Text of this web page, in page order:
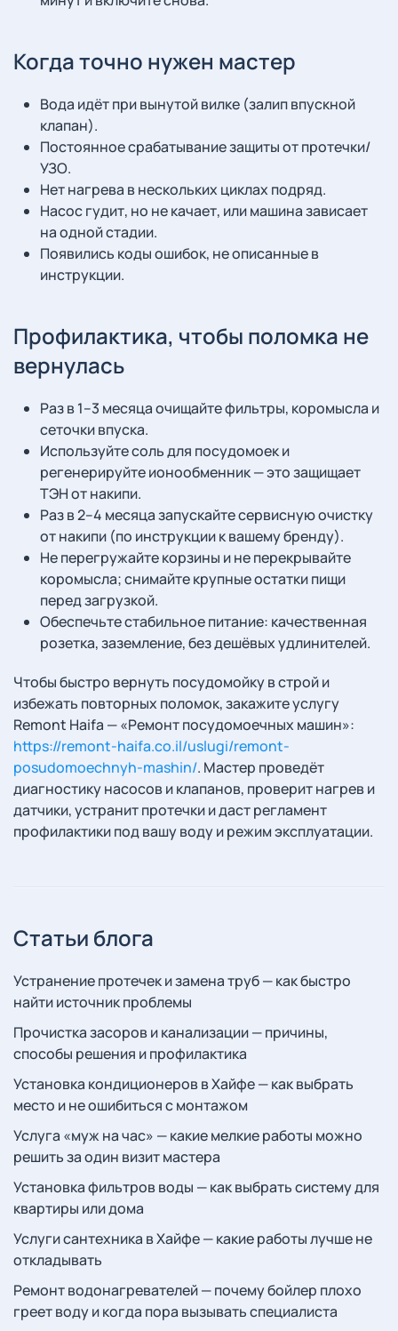
Когда точно нужен мастер
Вода идёт при вынутой вилке (залип впускной
клапан).
Постоянное срабатывание защиты от протечки/
УЗО.
Нет нагрева в нескольких циклах подряд.
Насос гудит, но не качает, или машина зависает
на одной стадии.
Появились коды ошибок, не описанные в
инструкции.
Профилактика, чтобы поломка не
вернулась
Раз в 1–3 месяца очищайте фильтры, коромысла и
сеточки впуска.
Используйте соль для посудомоек и
регенерируйте ионообменник — это защищает
ТЭН от накипи.
Раз в 2–4 месяца запускайте сервисную очистку
от накипи (по инструкции к вашему бренду).
Не перегружайте корзины и не перекрывайте
коромысла; снимайте крупные остатки пищи
перед загрузкой.
Обеспечьте стабильное питание: качественная
розетка, заземление, без дешёвых удлинителей.
Чтобы быстро вернуть посудомойку в строй и
избежать повторных поломок, закажите услугу
Remont Haifa — «Ремонт посудомоечных машин»:
https://remont-haifa.co.il/uslugi/remont-
posudomoechnyh-mashin/. Мастер проведёт
диагностику насосов и клапанов, проверит нагрев и
датчики, устранит протечки и даст регламент
профилактики под вашу воду и режим эксплуатации.
Статьи блога
Устранение протечек и замена труб — как быстро
найти источник проблемы
Прочистка засоров и канализации — причины,
способы решения и профилактика
Установка кондиционеров в Хайфе — как выбрать
место и не ошибиться с монтажом
Услуга «муж на час» — какие мелкие работы можно
решить за один визит мастера
Установка фильтров воды — как выбрать систему для
квартиры или дома
Услуги сантехника в Хайфе — какие работы лучше не
откладывать
Ремонт водонагревателей — почему бойлер плохо
греет воду и когда пора вызывать специалиста